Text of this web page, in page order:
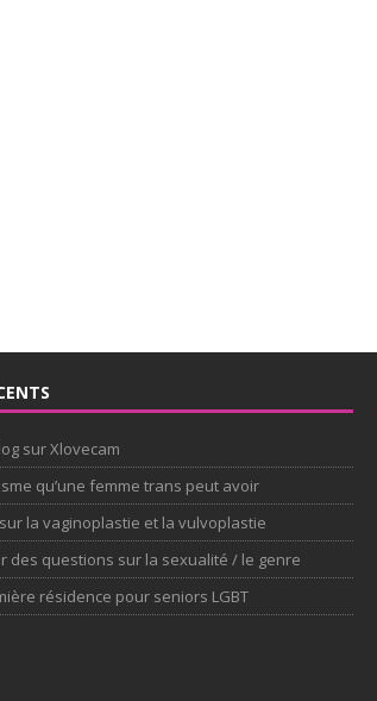
sur Xlovecam
qu’une femme trans peut avoir
la vaginoplastie et la vulvoplastie
des questions sur la sexualité / le genre
résidence pour seniors LGBT